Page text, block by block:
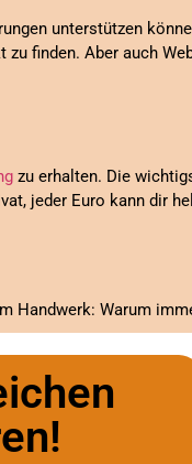
unterstützen
finden. Aber auch
zu erhalten. Die
jeder Euro kann dir